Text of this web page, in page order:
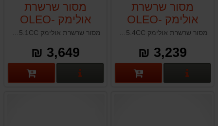
מסור שרשרת
אולימק OLEO-
MAC GST250
25.4CC
מסור שרשרת אולימק OLE-MAC GST250 25.4CC איטליה
3,239 ₪
פרטים נוספים
מסור שרשרת
אולימק OLEO-
MAC GST360
35.1CC
מסור שרשרת אולימק OLEO-MAC GST360 35.1CC תוצרת איטליה
3,649 ₪
פרטים נוספים